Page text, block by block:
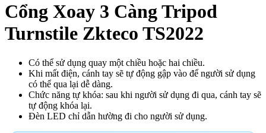
Cổng Xoay 3 Càng Tripod
Turnstile Zkteco TS2022
Có thể sử dụng quay một chiều hoặc hai chiều.
Khi mất điện, cánh tay sẽ tự động gập vào để người sử dụng
có thể qua lại dễ dàng.
Chức năng tự khóa: sau khi người sử dụng đi qua, cánh tay sẽ
tự động khóa lại.
Đèn LED chỉ dẫn hường đi cho người sử dụng.